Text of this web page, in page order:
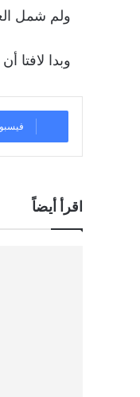
ولم شمل
وبدا لافتا
اقرأ أيضاً